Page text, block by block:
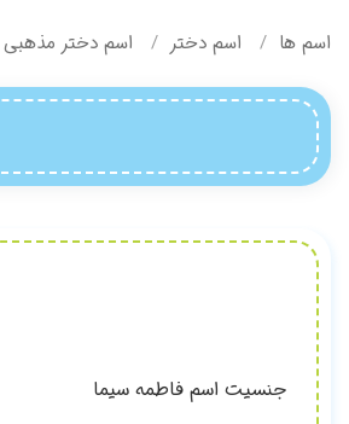
اسم ها اسم دختر اسم دختر مذهبی
جنسیت اسم فاطمه سیما